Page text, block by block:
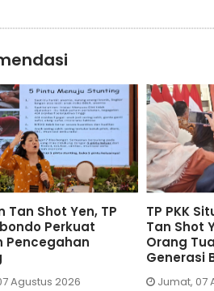
Tan Shot Yen, TP
Perkuat
Pencegahan
Agustus 2026
TP PKK
Tan Shot
Orang
Generasi
Jumat, 07